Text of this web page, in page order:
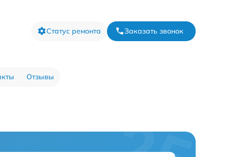
Статус ремонта Заказать звонок
Отзывы